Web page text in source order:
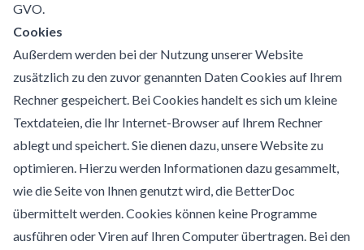
GVO.
Cookies
Außerdem werden bei der Nutzung unserer Website
zusätzlich zu den zuvor genannten Daten Cookies auf Ihrem
Rechner gespeichert. Bei Cookies handelt es sich um kleine
Textdateien, die Ihr Internet-Browser auf Ihrem Rechner
ablegt und speichert. Sie dienen dazu, unsere Website zu
optimieren. Hierzu werden Informationen dazu gesammelt,
wie die Seite von Ihnen genutzt wird, die BetterDoc
übermittelt werden. Cookies können keine Programme
ausführen oder Viren auf Ihren Computer übertragen. Bei den